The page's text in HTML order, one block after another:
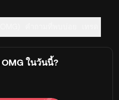
ในวันนี้?